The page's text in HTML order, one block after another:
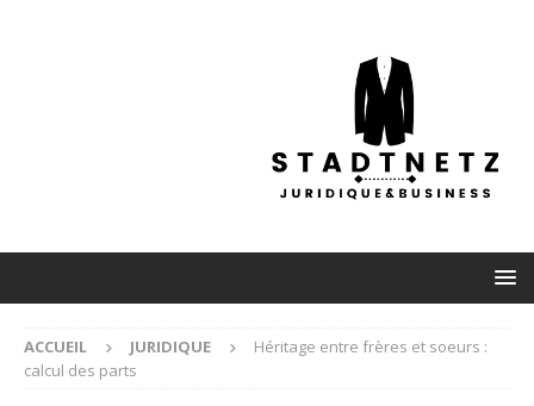
ACCUEIL JURIDIQUE
Héritage entre frères et soeurs :
calcul des parts